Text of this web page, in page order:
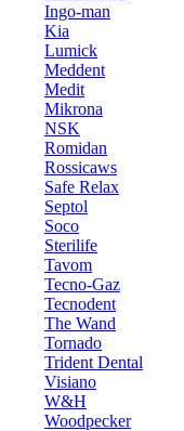
Ingo-man
Kia
Lumick
Meddent
Medit
Mikrona
NSK
Romidan
Rossicaws
Safe Relax
Septol
Soco
Sterilife
Tavom
Tecno-Gaz
Tecnodent
The Wand
Tornado
Trident Dental
Visiano
W&H
Woodpecker